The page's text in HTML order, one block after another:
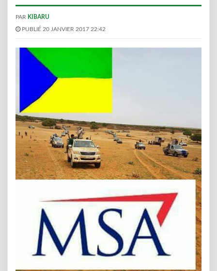
PAR KIBARU
PUBLIÉ 20 JANVIER 2017 22:42